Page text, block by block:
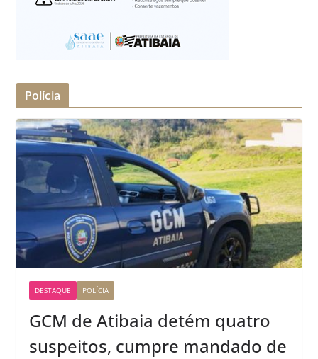
Polícia
DESTAQUE POLÍCIA
GCM de Atibaia detém quatro
suspeitos, cumpre mandado de